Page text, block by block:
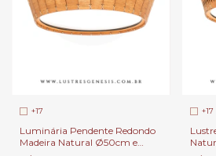
+17
Luminária Pendente Redondo
Madeira Natural Ø50cm e
+17